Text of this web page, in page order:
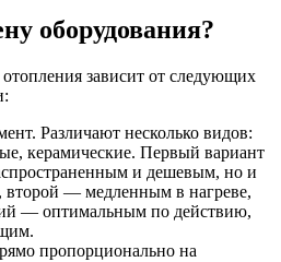
оборудования?
зависит от следующих
Различают несколько видов:
керамические. Первый вариант
и дешевым, но и
— медленным в нагреве,
— оптимальным по действию,
пропорционально на